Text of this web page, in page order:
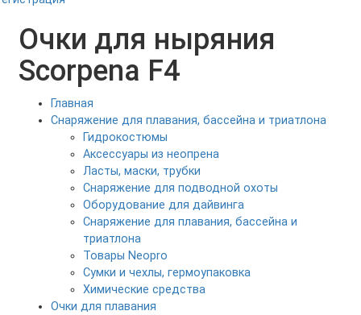
Очки для ныряния
Scorpena F4
Главная
Снаряжение для плавания, бассейна и триатлона
Гидрокостюмы
Аксессуары из неопрена
Ласты, маски, трубки
Снаряжение для подводной охоты
Оборудование для дайвинга
Снаряжение для плавания, бассейна и
триатлона
Товары Neopro
Сумки и чехлы, гермоупаковка
Химические средства
Очки для плавания